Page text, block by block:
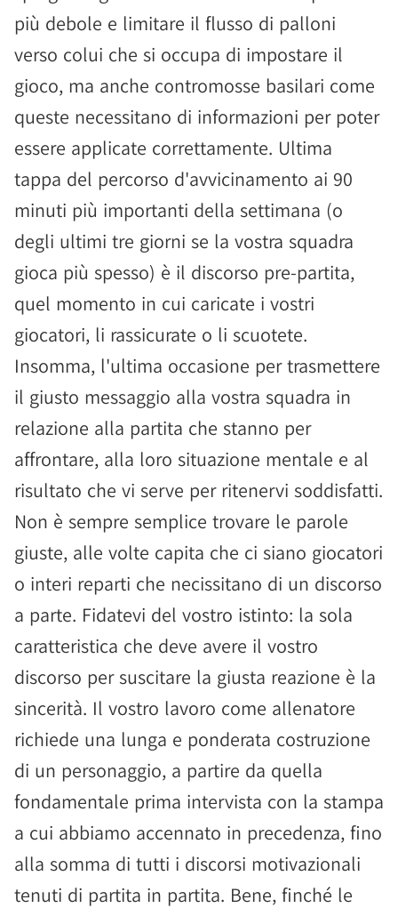
più debole e limitare il flusso di palloni
verso colui che si occupa di impostare il
gioco, ma anche contromosse basilari come
queste necessitano di informazioni per poter
essere applicate correttamente. Ultima
tappa del percorso d'avvicinamento ai 90
minuti più importanti della settimana (o
degli ultimi tre giorni se la vostra squadra
gioca più spesso) è il discorso pre-partita,
quel momento in cui caricate i vostri
giocatori, li rassicurate o li scuotete.
Insomma, l'ultima occasione per trasmettere
il giusto messaggio alla vostra squadra in
relazione alla partita che stanno per
affrontare, alla loro situazione mentale e al
risultato che vi serve per ritenervi soddisfatti.
Non è sempre semplice trovare le parole
giuste, alle volte capita che ci siano giocatori
o interi reparti che necissitano di un discorso
a parte. Fidatevi del vostro istinto: la sola
caratteristica che deve avere il vostro
discorso per suscitare la giusta reazione è la
sincerità. Il vostro lavoro come allenatore
richiede una lunga e ponderata costruzione
di un personaggio, a partire da quella
fondamentale prima intervista con la stampa
a cui abbiamo accennato in precedenza, fino
alla somma di tutti i discorsi motivazionali
tenuti di partita in partita. Bene, finché le